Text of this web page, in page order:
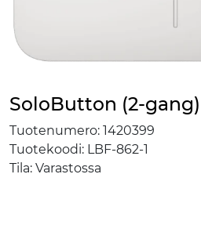
SoloButton (2-
Tuotenumero: 1420399
Tuotekoodi: LBF-862-1
Tila: Varastossa